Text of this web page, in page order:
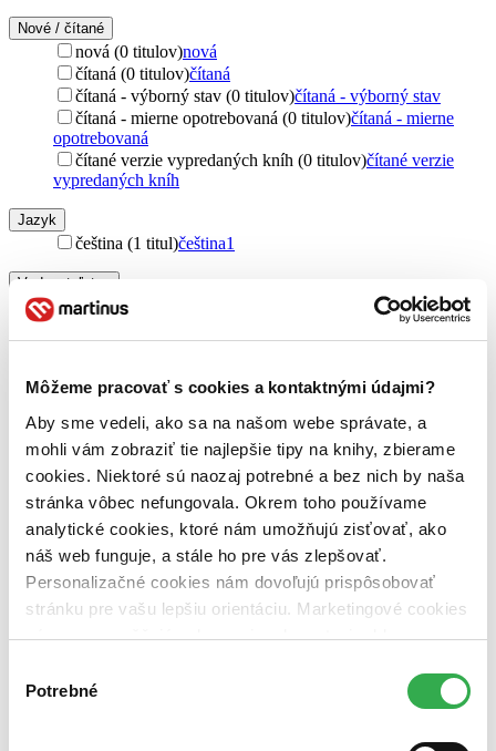
Môžeme pracovať s cookies a kontaktnými údajmi?
Aby sme vedeli, ako sa na našom webe správate, a
mohli vám zobraziť tie najlepšie tipy na knihy, zbierame
cookies. Niektoré sú naozaj potrebné a bez nich by naša
stránka vôbec nefungovala. Okrem toho používame
analytické cookies, ktoré nám umožňujú zisťovať, ako
náš web funguje, a stále ho pre vás zlepšovať.
Personalizačné cookies nám dovoľujú prispôsobovať
stránku pre vašu lepšiu orientáciu. Marketingové cookies
nám zas umožňujú zobrazenie relevantnej reklamy.
nám pomohlo, keby sme mohli používať všetky tieto
súhlasu
Potrebné
Nové / čítané
nová (0 titulov)nová
čítaná (0 titulov)čítaná
čítaná - výborný stav (0 titulov)čítaná - výborný stav
čítaná - mierne opotrebovaná (0 titulov)čítaná - mierne
opotrebovaná
čítané verzie vypredaných kníh (0 titulov)čítané verzie
vypredaných kníh
Jazyk
čeština (1 titul)čeština1
Vydavateľstvo
Svoboda (1 titul)
Zúžiť výber
Zoradiť
Bestsellery
Novinky
Najdrahšie
Najlacnejšie
Vydavateľstvo Svoboda